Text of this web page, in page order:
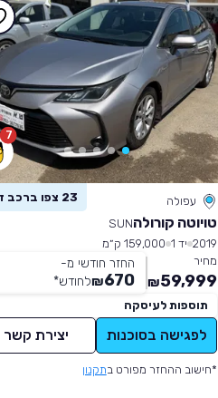
7
עפולה 23 צפו ברכב זה
טויוטה קורולהSUN
2019 יד 1
159,000 ק״מ
מחיר
59,999
₪
החזר חודשי מ-
670
₪לחודש*
תוספות לעיסקה
לפגישה בסוכנות יצירת קשר
*חישוב ההחזר מפורט בתקנון